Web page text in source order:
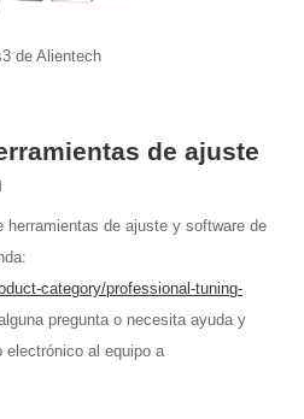
de Alientech
de ajuste
herramientas de ajuste y software de
category/professional-tuning-
pregunta o necesita ayuda y
electrónico al equipo a